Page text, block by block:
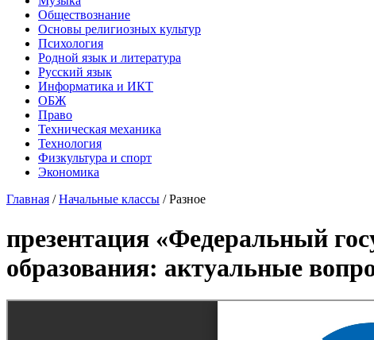
Обществознание
Основы религиозных культур
Психология
Родной язык и литература
Русский язык
Информатика и ИКТ
ОБЖ
Право
Техническая механика
Технология
Физкультура и спорт
Экономика
Главная /Начальные классы /Разное
презентация «Федеральный
образования: актуальные